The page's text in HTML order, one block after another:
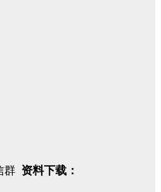
群 资料下载：